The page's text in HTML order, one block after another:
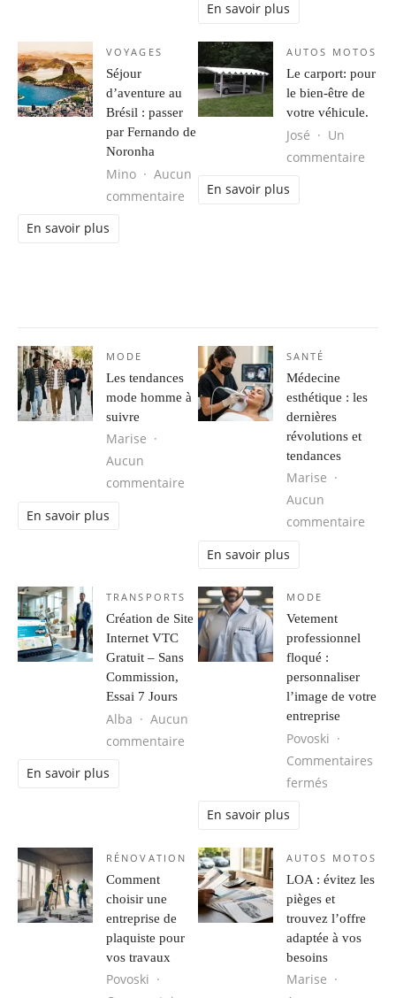
En savoir plus
VOYAGES
Séjour
d’aventure au
Brésil : passer
par Fernando de
Noronha
Mino
Aucun
commentaire sur Séjour d’aventure au Brésil :
En savoir plus
AUTOS MOTOS
Le carport: pour
le bien-être de
votre véhicule.
José
Un
commentaire
En savoir plus
MODE
Les tendances
mode homme à
suivre
Marise
Aucun
commentaire sur Les tendances mode homme à
En savoir plus
SANTÉ
Médecine
esthétique : les
dernières
révolutions et
tendances
Marise
Aucun
commentaire
En savoir plus
TRANSPORTS
Création de Site
Internet VTC
Gratuit – Sans
Commission,
Essai 7 Jours
Alba
Aucun
commentaire sur Création de Site Internet VTC
En savoir plus
MODE
Vetement
professionnel
floqué :
personnaliser
l’image de votre
entreprise
Povoski
Commentaires
fermés
En savoir plus
RÉNOVATION
Comment
choisir une
entreprise de
plaquiste pour
vos travaux
Povoski
AUTOS MOTOS
LOA : évitez les
pièges et
trouvez l’offre
adaptée à vos
besoins
Marise